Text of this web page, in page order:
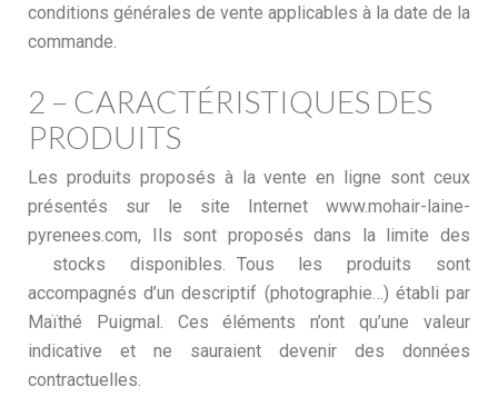
conditions générales de vente applicables à la date de la
commande.
2 – CARACTÉRISTIQUES DES
PRODUITS
Les produits proposés à la vente en ligne sont ceux
présentés sur le site Internet www.mohair-laine-
pyrenees.com, Ils sont proposés dans la limite des
stocks disponibles. Tous les produits sont
accompagnés d’un descriptif (photographie…) établi par
Maïthé Puigmal. Ces éléments n’ont qu’une valeur
indicative et ne sauraient devenir des données
contractuelles.